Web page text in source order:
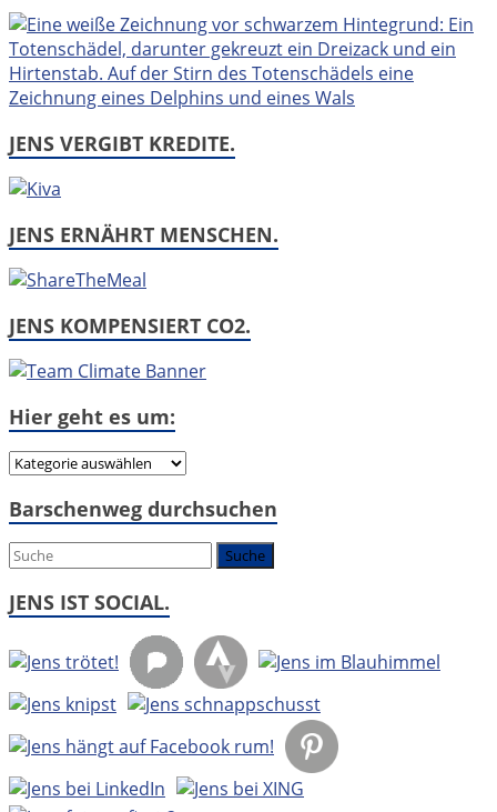
JENS VERGIBT KREDITE.
JENS ERNÄHRT MENSCHEN.
JENS KOMPENSIERT CO2.
Hier geht es um:
Hier
es
Barschenweg durchsuchen
JENS IST SOCIAL.